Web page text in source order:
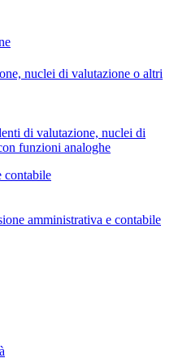
nuclei di valutazione o altri
di valutazione, nuclei di
funzioni analoghe
contabile
amministrativa e contabile